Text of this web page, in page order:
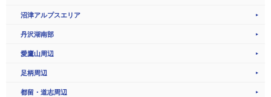
沼津アルプスエリア
丹沢湖南部
愛鷹山周辺
足柄周辺
都留・道志周辺